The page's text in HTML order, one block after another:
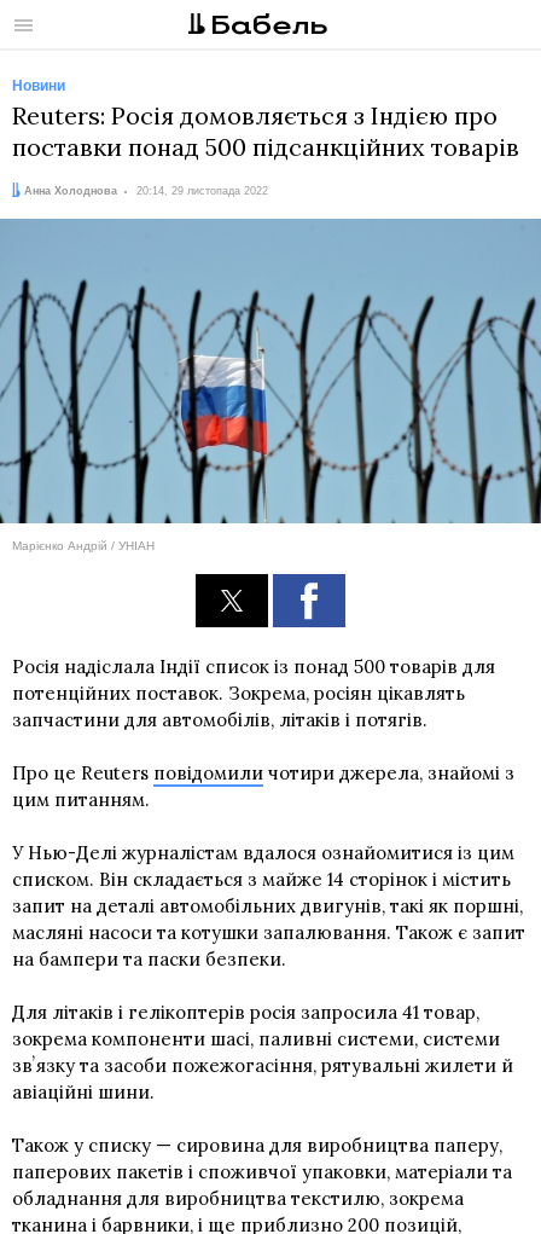
Меню
Новини
Reuters: Росія домовляється з Індією про
поставки понад 500 підсанкційних товарів
Автор:
Анна Холоднова
Дата: 20:14, 29 листопада 2022
Марієнко Андрій / УНІАН
Росія надіслала Індії список із понад 500 товарів для
потенційних поставок. Зокрема, росіян цікавлять
запчастини для автомобілів, літаків і потягів.
Про це Reuters повідомили чотири джерела, знайомі з
цим питанням.
У Нью-Делі журналістам вдалося ознайомитися із цим
списком. Він складається з майже 14 сторінок і містить
запит на деталі автомобільних двигунів, такі як поршні,
масляні насоси та котушки запалювання. Також є запит
на бампери та паски безпеки.
Для літаків і гелікоптерів росія запросила 41 товар,
зокрема компоненти шасі, паливні системи, системи
звʼязку та засоби пожежогасіння, рятувальні жилети й
авіаційні шини.
Також у списку — сировина для виробництва паперу,
паперових пакетів і споживчої упаковки, матеріали та
обладнання для виробництва текстилю, зокрема
тканина і барвники, і ще приблизно 200 позицій,